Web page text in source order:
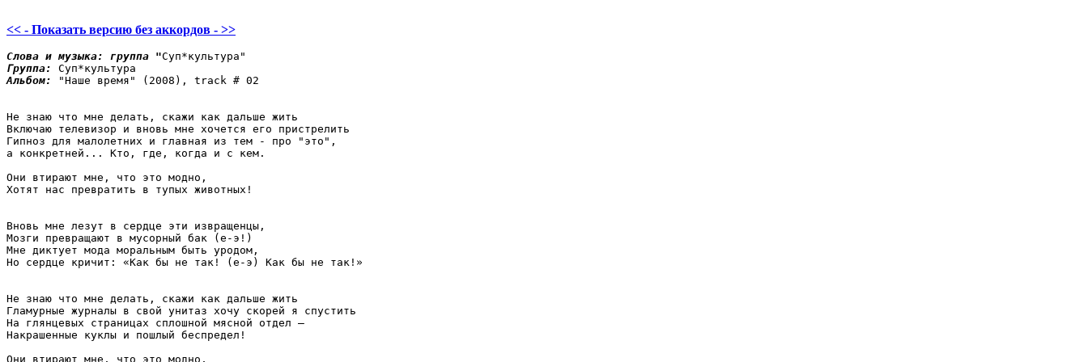
<< - Показать версию без аккордов - >>
Слова и музыка: группа "
Группа:
Альбом:
"Наше время" (2008), track # 02
Не знаю что мне делать, скажи как дальше жить
Включаю телевизор и вновь мне хочется его пристрелить
Гипноз для малолетних и главная из тем - про "это",
а конкретней... Кто, где, когда и с кем.
Они втирают мне, что это модно,
Хотят нас превратить в тупых животных!
Вновь мне лезут в сердце эти извращенцы,
Мозги превращают в мусорный бак (е-э!)
Мне диктует мода моральным быть уродом,
Но сердце кричит: «Как бы не так! (е-э) Как бы не так!»
Не знаю что мне делать, скажи как дальше жить
Гламурные журналы в свой унитаз хочу скорей я спустить
На глянцевых страницах сплошной мясной отдел –
Накрашенные куклы и пошлый беспредел!
Они втирают мне, что это модно,